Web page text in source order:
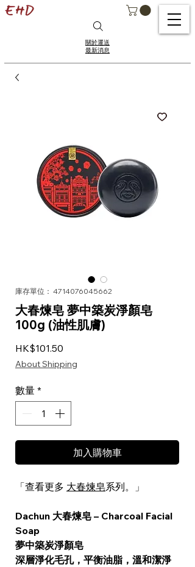
關於運送
最新消息
庫存單位： 4714076045662
大春煉皂 夢中築炭淨顏皂
100g (油性肌膚)
HK$101.50
About Shipping
數量 *
加入購物車
「查看更多 大春煉皂系列。」
Dachun 大春煉皂 – Charcoal Facial
Soap
夢中築炭淨顏皂
深層淨化毛孔，平衡油脂，溫和潔淨